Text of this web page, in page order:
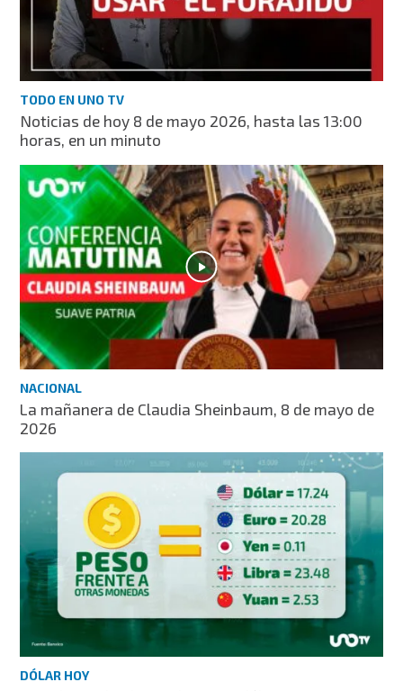
TODO EN UNO TV
Noticias de hoy 8 de mayo 2026, hasta las 13:00
horas, en un minuto
NACIONAL
La mañanera de Claudia Sheinbaum, 8 de mayo de
2026
DÓLAR HOY